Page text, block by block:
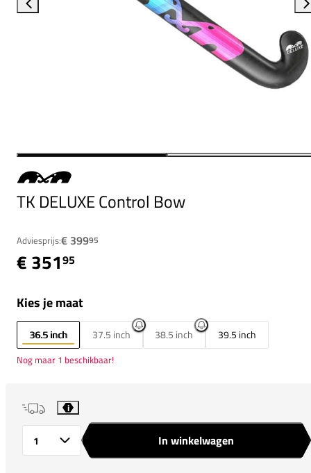
TK DELUXE Control Bow
Adviesprijs:€ 39995
€ 35195
Kies je maat
36.5 inch 37.5 inch 38.5 inch 39.5 inch
Nog maar 1 beschikbaar!
i
In winkelwagen